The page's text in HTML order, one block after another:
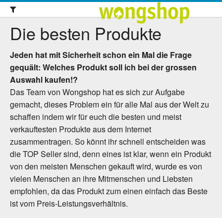
Seitentitel
Die besten Produkte
Jeden hat mit Sicherheit schon ein Mal die Frage
gequält: Welches Produkt soll ich bei der grossen
Auswahl kaufen!?
Das Team von Wongshop hat es sich zur Aufgabe
gemacht, dieses Problem ein für alle Mal aus der Welt zu
schaffen indem wir für euch die besten und meist
verkauftesten Produkte aus dem Internet
zusammentragen. So könnt ihr schnell entscheiden was
die TOP Seller sind, denn eines ist klar, wenn ein Produkt
von den meisten Menschen gekauft wird, wurde es von
vielen Menschen an ihre Mitmenschen und Liebsten
empfohlen, da das Produkt zum einen einfach das Beste
ist vom Preis-Leistungsverhältnis.